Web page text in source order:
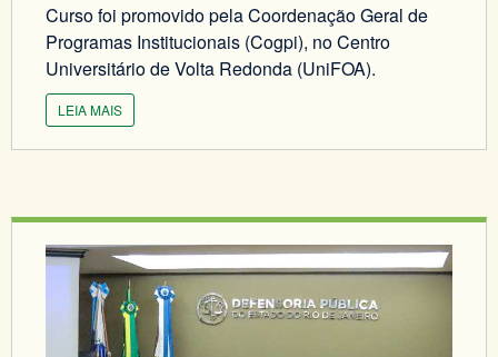
Curso foi promovido pela Coordenação Geral de
Programas Institucionais (Cogpi), no Centro
Universitário de Volta Redonda (UniFOA).
LEIA MAIS